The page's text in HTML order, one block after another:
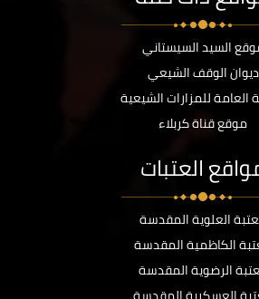
السيد السيستاني
ديوان الوقف الشيعي
العامة للمزارات الشيعية
موقع قناة كربلاء
العتبات
العلوية المقدسة
الكاظمية المقدسة
الرضوية المقدسة